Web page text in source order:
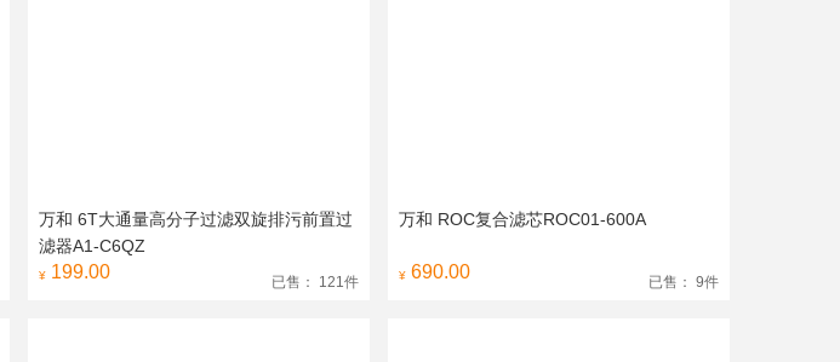
万和 6T大通量高分子过滤双旋排污前置过
滤器A1-C6QZ
¥ 199.00 已售： 121件
万和 ROC复合滤芯ROC01-600A
¥ 690.00 已售： 9件